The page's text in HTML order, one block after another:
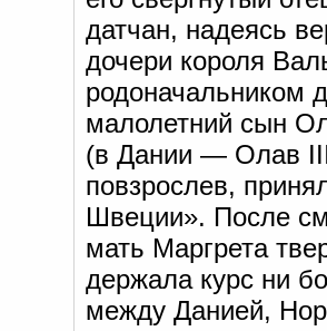
датчан, надеясь
дочери короля
родоначальником
малолетний сын
(в Дании — Олав
повзрослев,
Швеции». После
мать Маргрета
держала курс ни
между Данией,